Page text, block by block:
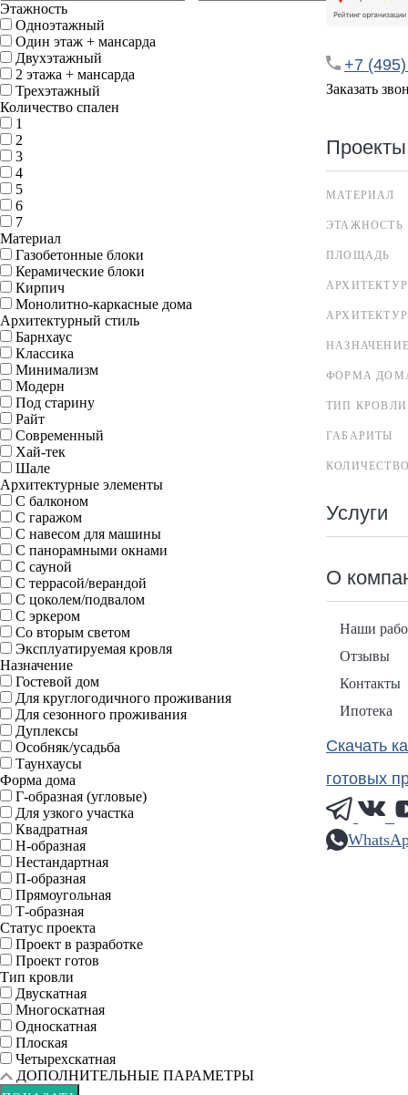
+7
Заказать
МАТЕРИАЛ
ЭТАЖНОСТЬ
ПЛОЩАДЬ
ФОРМА
ТИП КРОВЛИ
ГАБАРИТЫ
Услуги
О
Наши
Отзывы
Контакты
Ипотека
Скачать
готовых
Этажность
Одноэтажный
Один этаж + мансарда
Двухэтажный
2 этажа + мансарда
Трехэтажный
Количество спален
1
2
3
4
5
6
7
Материал
Газобетонные блоки
Керамические блоки
Кирпич
Монолитно-каркасные дома
Архитектурный стиль
Барнхаус
Классика
Минимализм
Модерн
Под старину
Райт
Современный
Хай-тек
Шале
Архитектурные элементы
С балконом
С гаражом
С навесом для машины
С панорамными окнами
С сауной
С террасой/верандой
С цоколем/подвалом
С эркером
Со вторым светом
Эксплуатируемая кровля
Назначение
Гостевой дом
Для круглогодичного проживания
Для сезонного проживания
Дуплексы
Особняк/усадьба
Таунхаусы
Форма дома
Г-образная (угловые)
Для узкого участка
Квадратная
Н-образная
Нестандартная
П-образная
Прямоугольная
Т-образная
Статус проекта
Проект в разработке
Проект готов
Тип кровли
Двускатная
Многоскатная
Односкатная
Плоская
Четырехскатная
ДОПОЛНИТЕЛЬНЫЕ ПАРАМЕТРЫ